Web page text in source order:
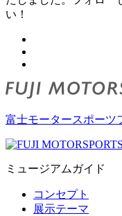
い！
富士モータースポーツ
ミュージアムガイド
コンセプト
展示テーマ